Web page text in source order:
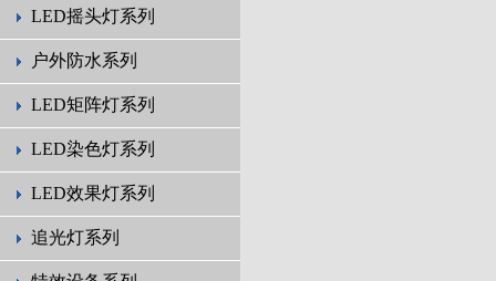
LED摇头灯系列
户外防水系列
LED矩阵灯系列
LED染色灯系列
LED效果灯系列
追光灯系列